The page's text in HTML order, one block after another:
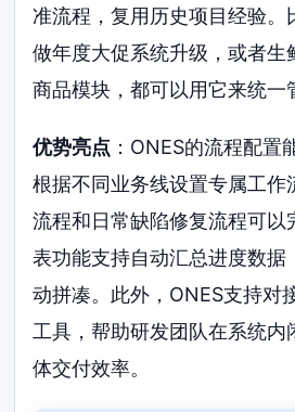
准流程，复用历史项目经验。
做年度大促系统升级，或者生
商品模块，都可以用它来统一
优势亮点 ：ONES的流程配置
根据不同业务线设置专属工作
流程和日常缺陷修复流程可以
表功能支持自动汇总进度数据
动拼凑。此外，ONES支持对
工具，帮助研发团队在系统内
体交付效率。